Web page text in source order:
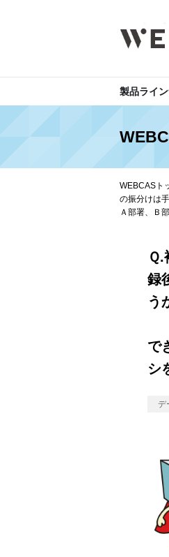
製品ライ
WEBCASト
の振分けは
Ａ部署、Ｂ
Ｑ
録
う
で
シ
デ